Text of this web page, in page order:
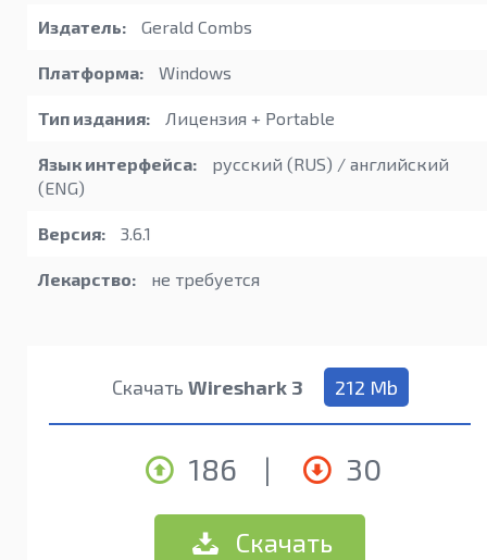
Издатель: Gerald Combs
Платформа: Windows
Тип издания: Лицензия + Portable
Язык интерфейса:
русский (RUS) / английский
(ENG)
Версия: 3.6.1
Лекарство: не требуется
Скачать Wireshark 3 212 Mb
186 | 30
Скачать